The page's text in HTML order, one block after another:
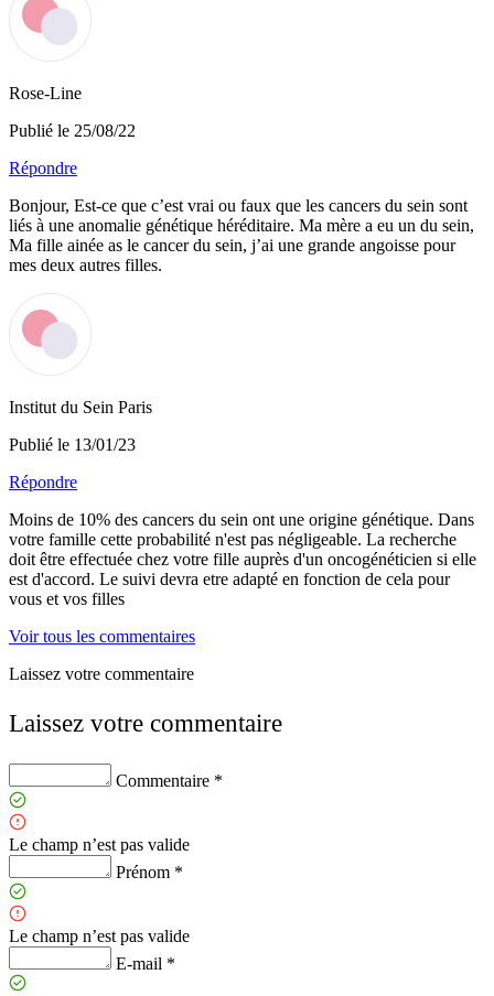
Rose-Line
Publié le 25/08/22
Répondre
Bonjour, Est-ce que c’est vrai ou faux que les cancers du sein sont
liés à une anomalie génétique héréditaire. Ma mère a eu un du sein,
Ma fille ainée as le cancer du sein, j’ai une grande angoisse pour
mes deux autres filles.
Institut du Sein Paris
Publié le 13/01/23
Répondre
Moins de 10% des cancers du sein ont une origine génétique. Dans
votre famille cette probabilité n'est pas négligeable. La recherche
doit être effectuée chez votre fille auprès d'un oncogénéticien si elle
est d'accord. Le suivi devra etre adapté en fonction de cela pour
vous et vos filles
Voir tous les commentaires
Laissez votre commentaire
Laissez votre commentaire
Commentaire *
Le champ n’est pas valide
Prénom *
Le champ n’est pas valide
E-mail *